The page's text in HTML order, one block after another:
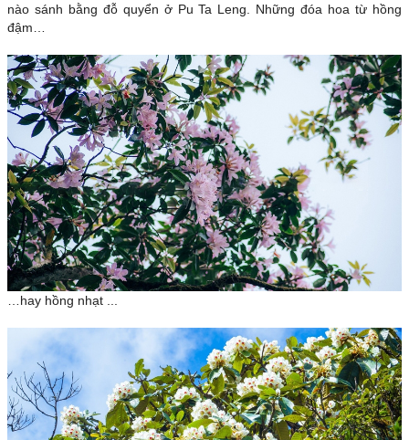
nào sánh bằng đỗ quyển ở Pu Ta Leng. Những đóa hoa từ hồng
đậm…
…hay hồng nhạt ...